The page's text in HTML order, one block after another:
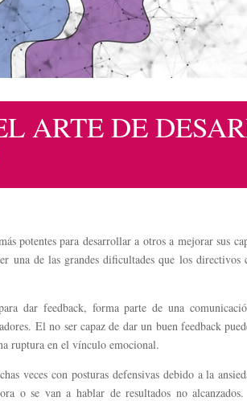
ARTE DE
potentes para desarrollar a otros a mejorar sus
una de las grandes dificultades que los directivos
dar feedback, forma parte de una
El no ser capaz de dar un buen feedback
ruptura en el vínculo emocional.
veces con posturas defensivas debido a la
o se van a hablar de resultados no alcanzados.